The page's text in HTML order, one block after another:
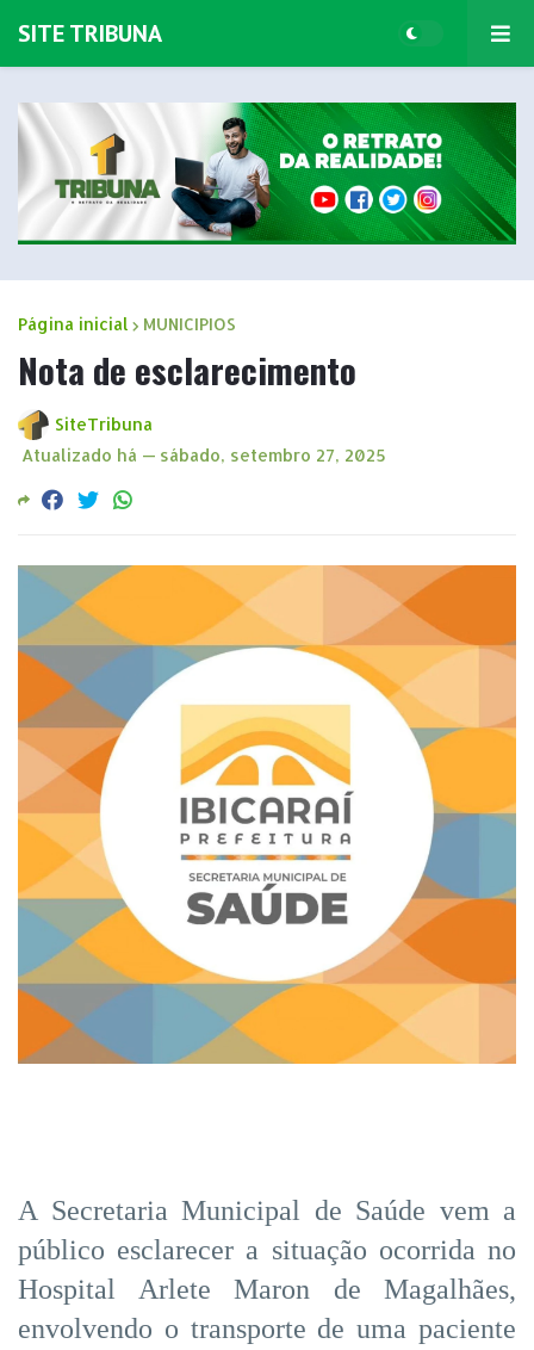
SITE TRIBUNA
Página inicial MUNICIPIOS
Nota de esclarecimento
SiteTribuna
Atualizado há — sábado, setembro 27, 2025
A Secretaria Municipal de Saúde vem a
público esclarecer a situação ocorrida no
Hospital Arlete Maron de Magalhães,
envolvendo o transporte de uma paciente